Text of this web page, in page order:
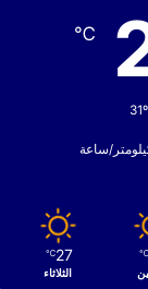
℃
℃
27
℃
الثلاثاء